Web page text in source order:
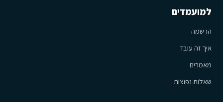
למועמדים
הרשמה
איך זה עובד
מאמרים
שאלות נפוצות